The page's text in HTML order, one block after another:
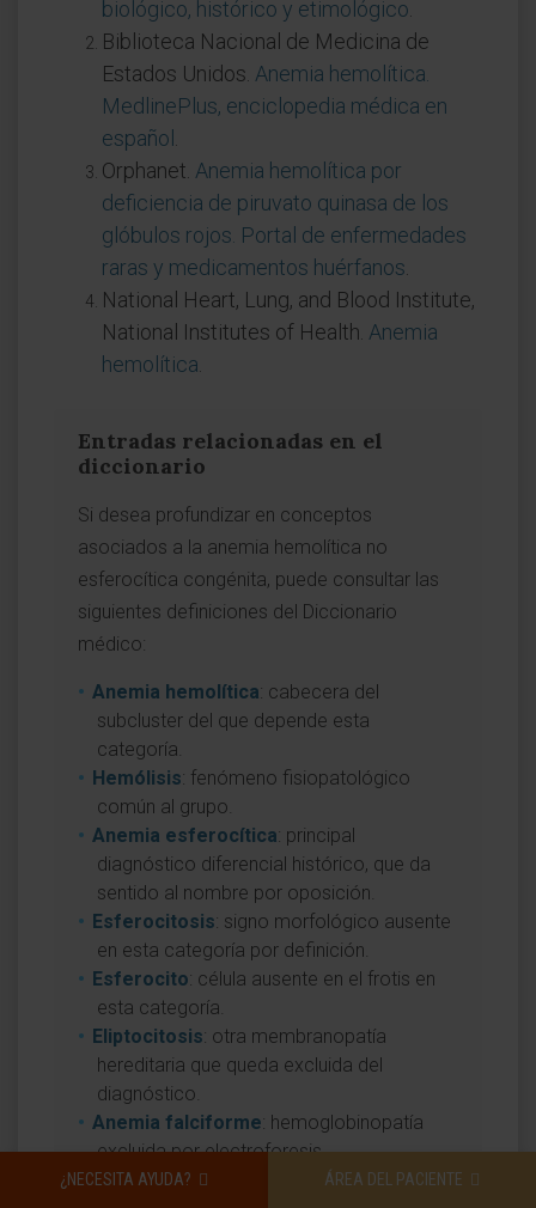
biológico, histórico y etimológico
Biblioteca Nacional de Medicina de
Estados Unidos. Anemia hemolítica.
MedlinePlus, enciclopedia médica en
español
Orphanet. Anemia hemolítica por
deficiencia de piruvato quinasa de los
glóbulos rojos. Portal de enfermedades
raras y medicamentos huérfanos
National Heart, Lung, and Blood Institute,
National Institutes of Health. Anemia
hemolítica
Entradas relacionadas en el
diccionario
Si desea profundizar en conceptos
asociados a la anemia hemolítica no
esferocítica congénita, puede consultar las
siguientes definiciones del Diccionario
médico:
Anemia hemolítica: cabecera del
subcluster del que depende esta
categoría.
Hemólisis: fenómeno fisiopatológico
común al grupo.
Anemia esferocítica: principal
diagnóstico diferencial histórico, que da
sentido al nombre por oposición.
Esferocitosis: signo morfológico ausente
en esta categoría por definición.
Esferocito: célula ausente en el frotis en
esta categoría.
Eliptocitosis: otra membranopatía
hereditaria que queda excluida del
diagnóstico.
Anemia falciforme: hemoglobinopatía
excluida por electroforesis.
Anemia drepanocítica
: sinónimo de
¿NECESITA AYUDA? ÁREA DEL PACIENTE